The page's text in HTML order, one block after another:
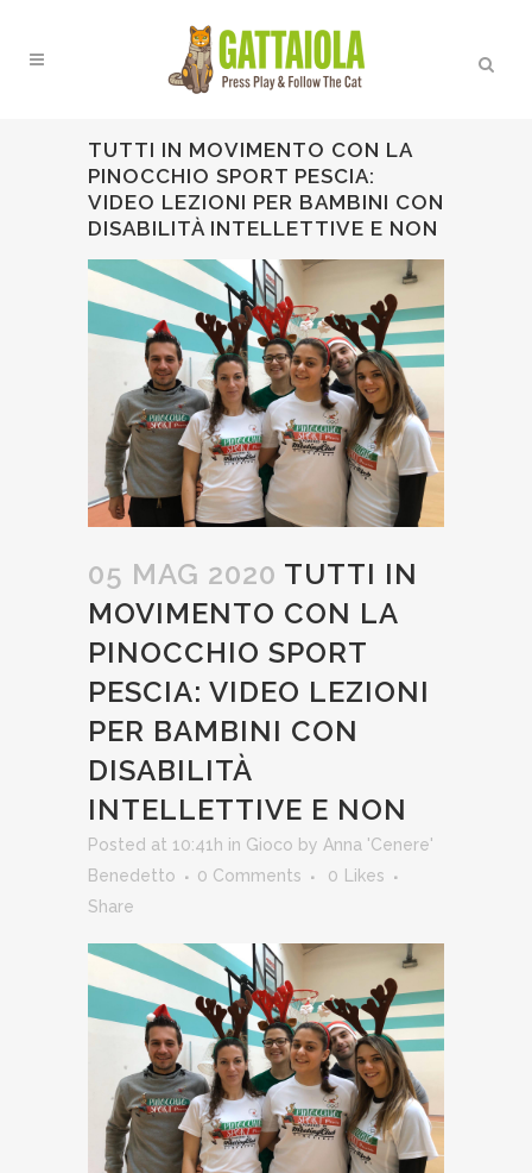
TUTTI IN MOVIMENTO CON LA
PINOCCHIO SPORT PESCIA:
VIDEO LEZIONI PER BAMBINI CON
DISABILITÀ INTELLETTIVE E NON
05 MAG 2020 TUTTI IN
MOVIMENTO CON LA
PINOCCHIO SPORT
PESCIA: VIDEO LEZIONI
PER BAMBINI CON
DISABILITÀ
INTELLETTIVE E NON
Posted at 10:41h in Gioco by Anna 'Cenere'
Benedetto
0 Comments 0
Likes
Share